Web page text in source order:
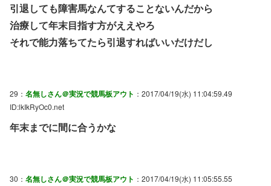
引退しても障害馬なんてすることないんだから
治療して年末目指す方がええやろ
それで能力落ちてたら引退すればいいだけだし
29： 名無しさん＠実況で競馬板アウト ：2017/04/19(水) 11:04:59.49
ID:lkIkRyOc0.net
年末までに間に合うかな
30： 名無しさん＠実況で競馬板アウト ：2017/04/19(水) 11:05:55.55